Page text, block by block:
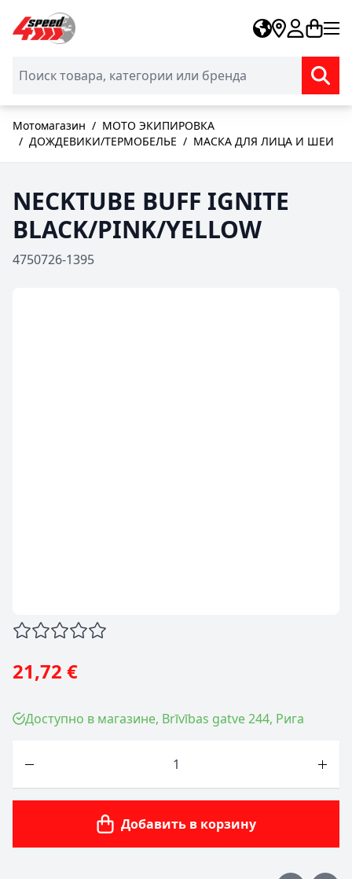
Skip to Content
Мотомагазин / МОТО ЭКИПИРОВКА
/ ДОЖДЕВИКИ/ТЕРМОБЕЛЬЕ / МАСКА ДЛЯ ЛИЦА И ШЕИ
NECKTUBE BUFF IGNITE
BLACK/PINK/YELLOW
4750726-1395
21,72 €
Доступно в магазине, Brīvības gatve 244, Рига
Добавить в корзину